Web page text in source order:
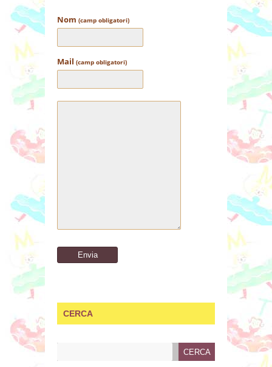
Nom (camp obligatori)
Mail (camp obligatori)
CERCA